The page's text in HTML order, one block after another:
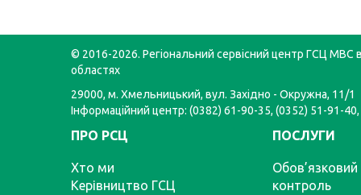
© 2016-2026. Регіональний сервісний центр ГСЦ МВС
областях
29000, м. Хмельницький, вул. Західно - Окружна, 11/1
Інформаційний центр: (0382) 61-90-35, (0352) 51-91-
ПРО РСЦ
Хто ми
Керівництво ГСЦ
ПОСЛУГИ
Обов’язковий
контроль